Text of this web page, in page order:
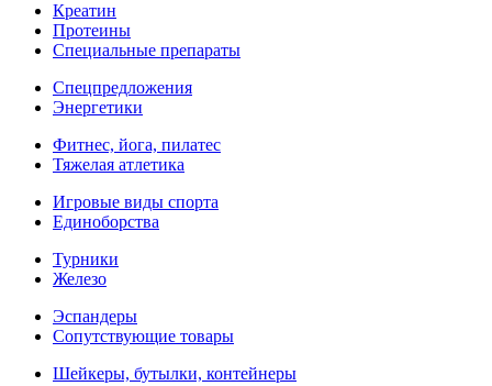
Креатин
Протеины
Специальные препараты
Спецпредложения
Энергетики
Фитнес, йога, пилатес
Тяжелая атлетика
Игровые виды спорта
Единоборства
Турники
Железо
Эспандеры
Сопутствующие товары
Шейкеры, бутылки, контейнеры